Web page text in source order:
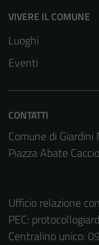
VIVERE IL COMUNE
Luoghi
Eventi
CONTATTI
Comune di Giardini
Piazza Abate
Ufficio relazione
PEC:
Centralino unico: